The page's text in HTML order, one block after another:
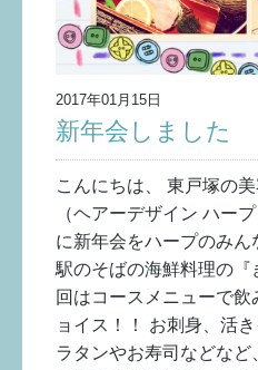
2017年01月15日
新年会しました
こんにちは、 東戸塚の
（ヘアーデザイン ハー
に新年会をハープのみ
駅のそばの海鮮料理の『
回はコースメニューで
ョイス！！ お刺身、活
ラタンやお寿司などな